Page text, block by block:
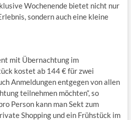
Wochenende bietet nicht nur
sondern auch eine kleine
mit Übernachtung im
kostet ab 144 € für zwei
Anmeldungen entgegen von allen
teilnehmen möchten“, so
Person kann man Sekt zum
Shopping und ein Frühstück im